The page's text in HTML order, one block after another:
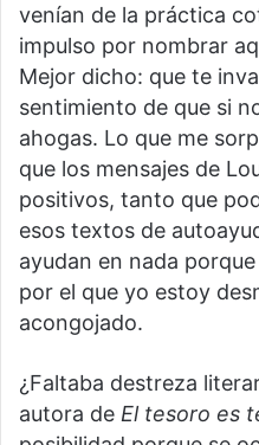
venían de la práctica
impulso por nombrar
Mejor dicho: que te
sentimiento de que si
ahogas. Lo que me
que los mensajes de
positivos, tanto que
esos textos de
ayudan en nada
por el que yo estoy
acongojado.
¿Faltaba destreza
autora de El tesoro es